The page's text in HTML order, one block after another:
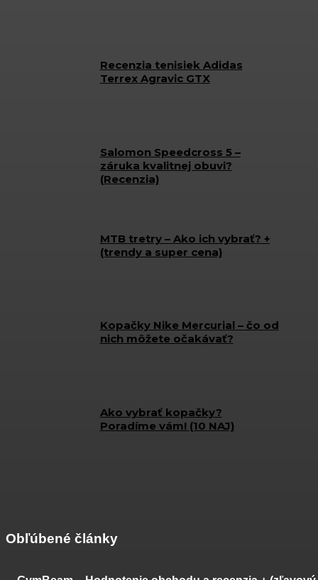
Recenzia tenisiek Adidas
Terrex Agravic GTX
Salomon Speedcross 5 –
záruka kvalitnej obuvi?
(Recenzia)
MTB tretry – Ako ich vybrať? +
(trendy a super cena)
Kopačky Nike Mercurial – čo od
nich môžete očakávať?
Ako vybrať kopačky?
Poradíme vám! (10 NAJ)
Obľúbené články